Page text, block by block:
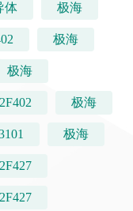
体 极海
极海
极海
极海
极海